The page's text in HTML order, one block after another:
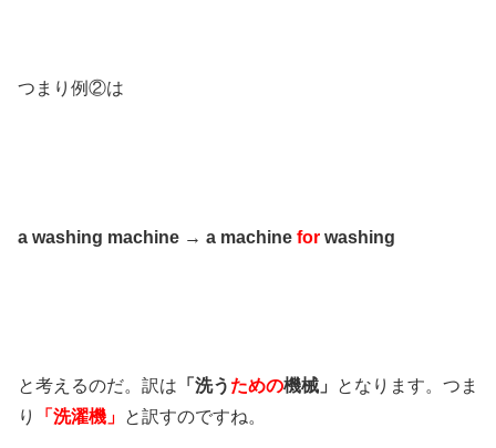
つまり例②は
a washing machine → a machine for washing
と考えるのだ。訳は 「洗う ための機械」
となります。つま
り
「洗濯機」 と訳すのですね。